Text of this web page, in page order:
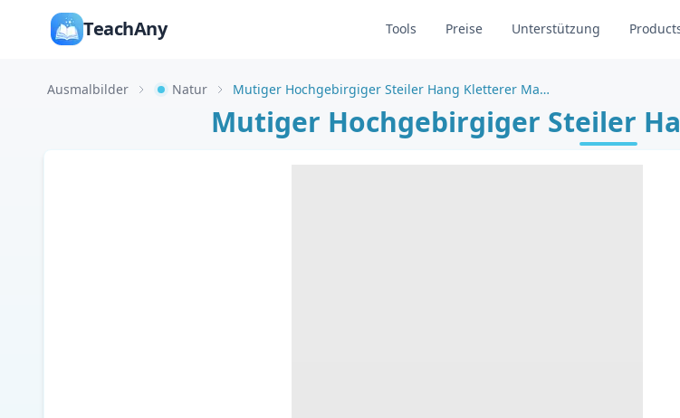
TeachAny Tools Preise Unterstützung
Ausmalbilder Natur Mutiger Hochgebirgiger Steiler Hang Kletterer Malvorlage
Mutiger Hochgebirgiger Steiler